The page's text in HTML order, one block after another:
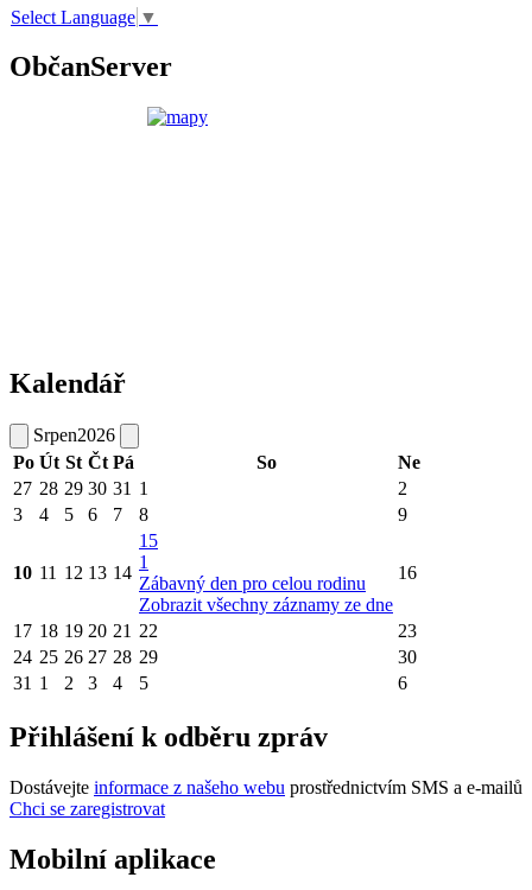
Select Language ▼
ObčanServer
Kalendář
Srpen2026
Po Út St Čt Pá So
Ne
27 28 29 30 31 1
2
3
4 5 6 7 8 9
10 11 12 13 14
15
1
Zábavný den pro celou rodinu
Zobrazit všechny záznamy ze dne
16
17 18 19 20 21 22
23
24 25 26 27 28 29
30
31 1 2 3 4 5 6
Přihlášení k odběru zpráv
Dostávejte informace z našeho webu prostřednictvím SMS a e-mailů
Chci se zaregistrovat
Mobilní aplikace